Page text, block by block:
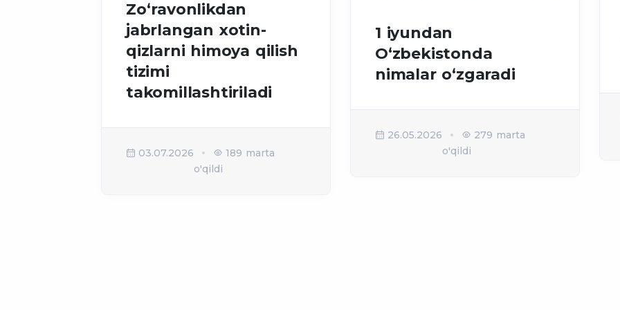
Zo‘ravonlikdan
jabrlangan xotin-
qizlarni himoya qilish
tizimi
takomillashtiriladi
03.07.2026
189 marta
o'qildi
1 iyundan
O‘zbekistonda
nimalar o‘zgaradi
26.05.2026
279 marta
o'qildi